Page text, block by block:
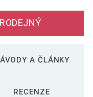
A ČLÁNKY
RECENZE